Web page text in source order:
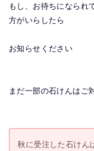
もし、お待ちになられ
方がいらしたら
お知らせください
まだ一部の石けんはご
秋に受注した石けん